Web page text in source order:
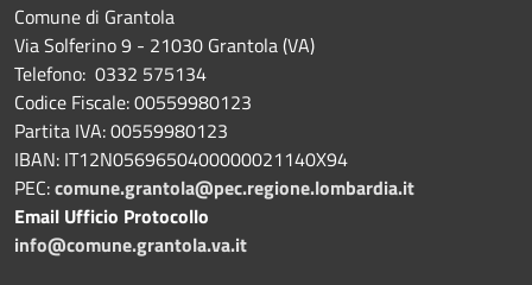
Comune di Grantola
Via Solferino 9 - 21030 Grantola (VA)
Telefono: 0332 575134
Codice Fiscale: 00559980123
Partita IVA: 00559980123
IBAN: IT12N0569650400000021140X94
PEC:comune.grantola@pec.regione.lombardia.it
Email Ufficio Protocollo
info@comune.grantola.va.it